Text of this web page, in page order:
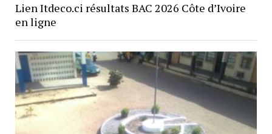
Lien Itdeco.ci résultats BAC 2026 Côte d’Ivoire
en ligne